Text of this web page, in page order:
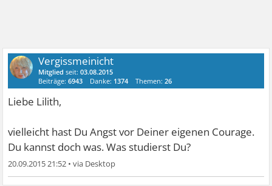
Vergissmeinicht
Mitglied seit:03.08.2015
Beiträge:6943 Danke: 1374 Themen:26
Liebe Lilith,
vielleicht hast Du Angst vor Deiner eigenen Courage.
Du kannst doch was. Was studierst Du?
20.09.2015 21:52 •